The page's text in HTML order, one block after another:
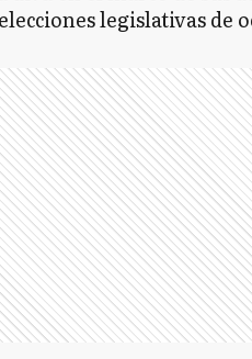
legislativas de